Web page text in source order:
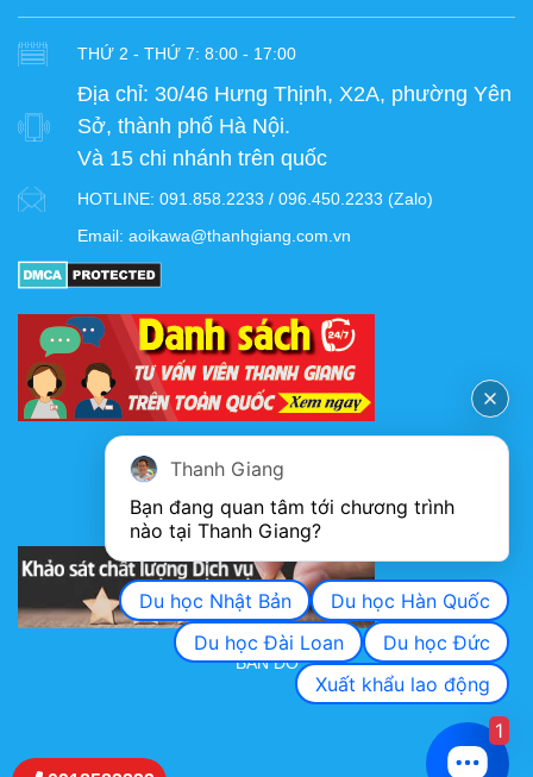
THỨ 2 - THỨ 7: 8:00 - 17:00
Địa chỉ: 30/46 Hưng Thịnh, X2A, phường Yên
Sở, thành phố Hà Nội.
Và 15 chi nhánh trên quốc
HOTLINE: 091.858.2233 / 096.450.2233 (Zalo)
Email: aoikawa@thanhgiang.com.vn
KHẢO SÁT CHẤT LƯỢNG DỊCH VỤ
BẢN ĐỒ
Thanh Giang
Bạn đang quan tâm tới chương trình
nào tại Thanh Giang?
Du học Nhật Bản
Du học Hàn Quốc
Du học Đài Loan
Du học Đức
Xuất khẩu lao động
1